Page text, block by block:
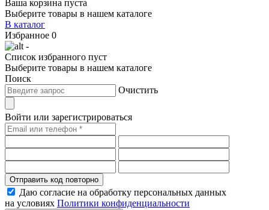
Ваша корзина пуста
Выберите товары в нашем каталоге
В каталог
Избранное 0
-
Список избранного пуст
Выберите товары в нашем каталоге
Поиск
Очистить
Войти или зарегистрироваться
Отправить код повторно
Даю согласие на обработку персональных данных
на условиях Политики конфиденциальности